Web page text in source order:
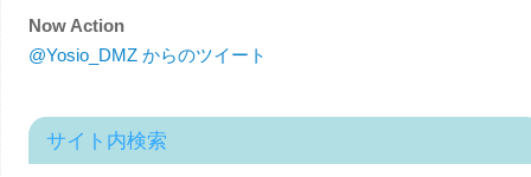
Now Action
@Yosio_DMZ からのツイート
サイト内検索